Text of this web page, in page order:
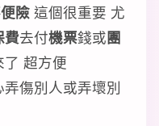
險 這個很重要 尤
費去付機票錢或團
超方便
傷別人或弄壞別